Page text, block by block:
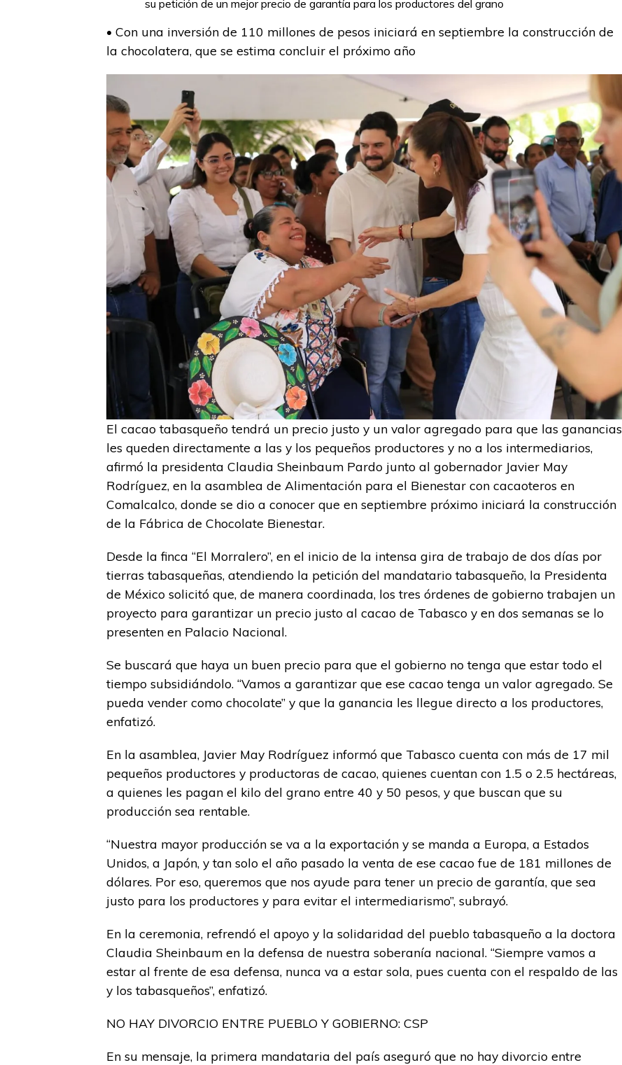
su petición de un mejor precio de garantía para los productores del grano
• Con una inversión de 110 millones de pesos iniciará en septiembre la construcción de
la chocolatera, que se estima concluir el próximo año
El cacao tabasqueño tendrá un precio justo y un valor agregado para que las ganancias
les queden directamente a las y los pequeños productores y no a los intermediarios,
afirmó la presidenta Claudia Sheinbaum Pardo junto al gobernador Javier May
Rodríguez, en la asamblea de Alimentación para el Bienestar con cacaoteros en
Comalcalco, donde se dio a conocer que en septiembre próximo iniciará la construcción
de la Fábrica de Chocolate Bienestar.
Desde la finca “El Morralero”, en el inicio de la intensa gira de trabajo de dos días por
tierras tabasqueñas, atendiendo la petición del mandatario tabasqueño, la Presidenta
de México solicitó que, de manera coordinada, los tres órdenes de gobierno trabajen un
proyecto para garantizar un precio justo al cacao de Tabasco y en dos semanas se lo
presenten en Palacio Nacional.
Se buscará que haya un buen precio para que el gobierno no tenga que estar todo el
tiempo subsidiándolo. “Vamos a garantizar que ese cacao tenga un valor agregado. Se
pueda vender como chocolate” y que la ganancia les llegue directo a los productores,
enfatizó.
En la asamblea, Javier May Rodríguez informó que Tabasco cuenta con más de 17 mil
pequeños productores y productoras de cacao, quienes cuentan con 1.5 o 2.5 hectáreas,
a quienes les pagan el kilo del grano entre 40 y 50 pesos, y que buscan que su
producción sea rentable.
“Nuestra mayor producción se va a la exportación y se manda a Europa, a Estados
Unidos, a Japón, y tan solo el año pasado la venta de ese cacao fue de 181 millones de
dólares. Por eso, queremos que nos ayude para tener un precio de garantía, que sea
justo para los productores y para evitar el intermediarismo”, subrayó.
En la ceremonia, refrendó el apoyo y la solidaridad del pueblo tabasqueño a la doctora
Claudia Sheinbaum en la defensa de nuestra soberanía nacional. “Siempre vamos a
estar al frente de esa defensa, nunca va a estar sola, pues cuenta con el respaldo de las
y los tabasqueños”, enfatizó.
NO HAY DIVORCIO ENTRE PUEBLO Y GOBIERNO: CSP
En su mensaje, la primera mandataria del país aseguró que no hay divorcio entre